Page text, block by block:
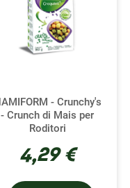
- Crunchy's
- Crunch di Mais per
Roditori
4,29 €